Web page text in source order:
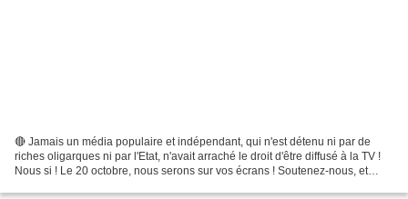
🔴 Jamais un média populaire et indépendant, qui n'est détenu ni par de
riches oligarques ni par l'Etat, n'avait arraché le droit d'être diffusé à la TV !
Nous si ! Le 20 octobre, nous serons sur vos écrans ! Soutenez-nous, et